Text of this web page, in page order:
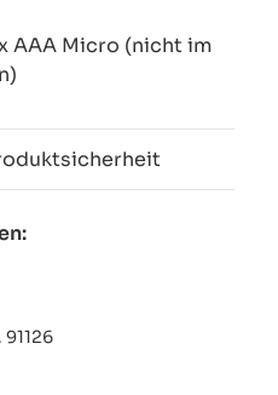
AAA Micro (nicht im